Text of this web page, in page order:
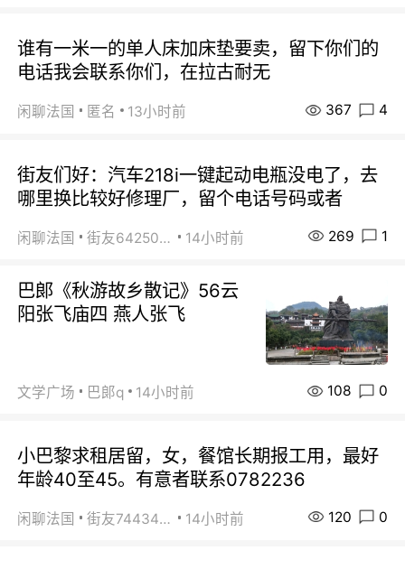
谁有一米一的单人床加床垫要卖，留下你们的
电话我会联系你们，在拉古耐无
闲聊法国 匿名 13小时前 367 4
街友们好：汽车218i一键起动电瓶没电了，去
哪里换比较好修理厂，留个电话号码或者
闲聊法国 街友64250024 14小时前 269 1
巴郞《秋游故乡散记》56云
阳张飞庙四 燕人张飞
文学广场 巴郞q 14小时前 108 0
小巴黎求租居留，女，餐馆长期报工用，最好
年龄40至45。有意者联系0782236
闲聊法国 街友74434350 14小时前 120 0